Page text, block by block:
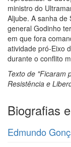
ministro do
Aljube. A sanha de
general Godinho
em que fora
atividade pró-Eixo
durante o conflito
Texto de "Ficaram
Resistência e
Biografias
Edmundo